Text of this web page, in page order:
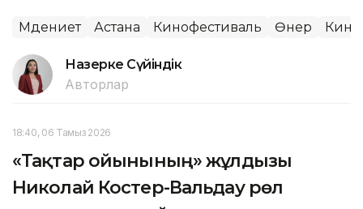
Мәдениет Астана Кинофестиваль Өнер Кино
Назерке Сүйіндік
Авторлар
18:40, 06 Тамыз 2026
«Тақтар ойынының» жұлдызы
Николай Костер-Вальдау рөл